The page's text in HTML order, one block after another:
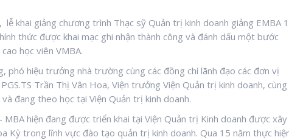
khai giảng chương trình Thạc sỹ Quản trị kinh doanh giảng EMBA
thức được khai mạc ghi nhận thành công và đánh dấu một bước
học viên VMBA.
phó hiệu trưởng nhà trường cùng các đồng chí lãnh đạo các đơn vị
Trần Thị Vân Hoa, Viện trưởng Viện Quản trị kinh doanh, cùng
đang theo học tại Viện Quản trị kinh doanh.
hiện đang được triển khai tại Viện Quản trị Kinh doanh được xây
Kỳ trong lĩnh vực đào tạo quản trị kinh doanh. Qua 15 năm thực